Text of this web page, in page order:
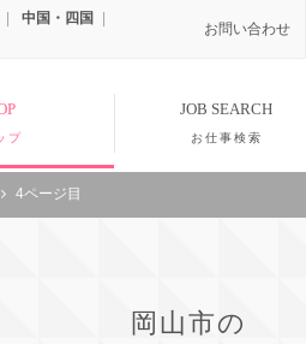
中国・四国
お問い合わせ
プ
JOB SEARCH
お仕事検索
4ページ目
岡山市の